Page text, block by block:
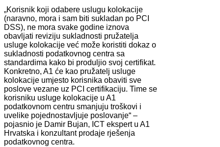
„Korisnik koji odabere uslugu kolokacije
(naravno, mora i sam biti sukladan po PCI
DSS), ne mora svake godine iznova
obavljati reviziju sukladnosti pružatelja
usluge kolokacije već može koristiti dokaz o
sukladnosti podatkovnog centra sa
standardima kako bi produljio svoj certifikat.
Konkretno, A1 će kao pružatelj usluge
kolokacije umjesto korisnika obaviti sve
poslove vezane uz PCI certifikaciju. Time se
korisniku usluge kolokacije u A1
podatkovnom centru smanjuju troškovi i
uvelike pojednostavljuje poslovanje“ –
pojasnio je Damir Bujan, ICT ekspert u A1
Hrvatska i konzultant prodaje rješenja
podatkovnog centra.